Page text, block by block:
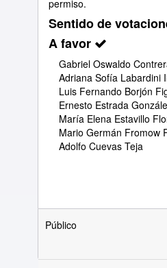
permiso.
Sentido de
A favor
Gabriel Oswaldo
Adriana Sofía Labardini
Luis Fernando Borjón
Ernesto Estrada
María Elena Estavillo
Mario Germán Fromow
Adolfo Cuevas Teja
Público